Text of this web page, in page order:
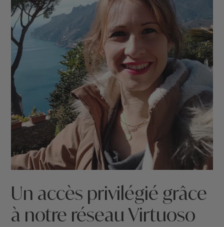
Un accès privilégié grâce
à notre réseau Virtuoso